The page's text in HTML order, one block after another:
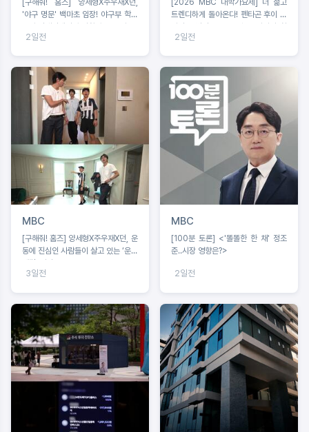
'야구 명문' 백마초 임장! 야구부 학생
들과 맞대결에서 승리할 수 있을까?
2일전
트렌디하게 돌아온다! 펜타곤 후이 음
악감독 발탁, 오는 8월 16일까지 참
가 신청
2일전
MBC
[구해줘! 홈즈] 양세형X주우재X던, 운
동에 진심인 사람들이 살고 있는 ‘운동
3일전
MBC
[100분 토론] <'똘똘한 한 채' 정조
준‥시장 영향은?>
2일전